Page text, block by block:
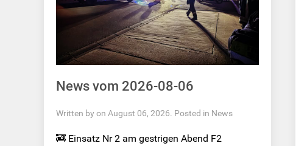
News vom 2026-08-06
Written by on August 06, 2026. Posted in News
🚒 Einsatz Nr 2 am gestrigen Abend F2